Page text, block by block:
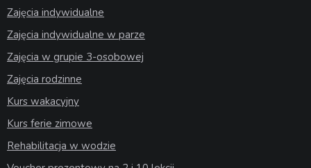
Zajęcia indywidualne
Zajęcia indywidualne w parze
Zajęcia w grupie 3-osobowej
Zajęcia rodzinne
Kurs wakacyjny
Kurs ferie zimowe
Rehabilitacja w wodzie